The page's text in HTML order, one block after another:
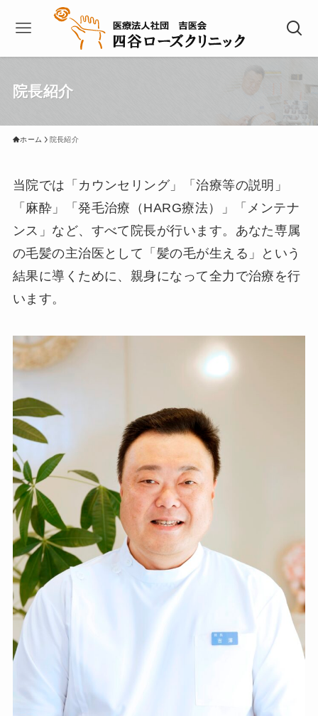
院長紹介
ホーム 院長紹介
当院では「カウンセリング」「治療等の説明」
「麻酔」「発毛治療（HARG療法）」「メンテナ
ンス」など、すべて院長が行います。あなた専属
の毛髪の主治医として「髪の毛が生える」という
結果に導くために、親身になって全力で治療を行
います。